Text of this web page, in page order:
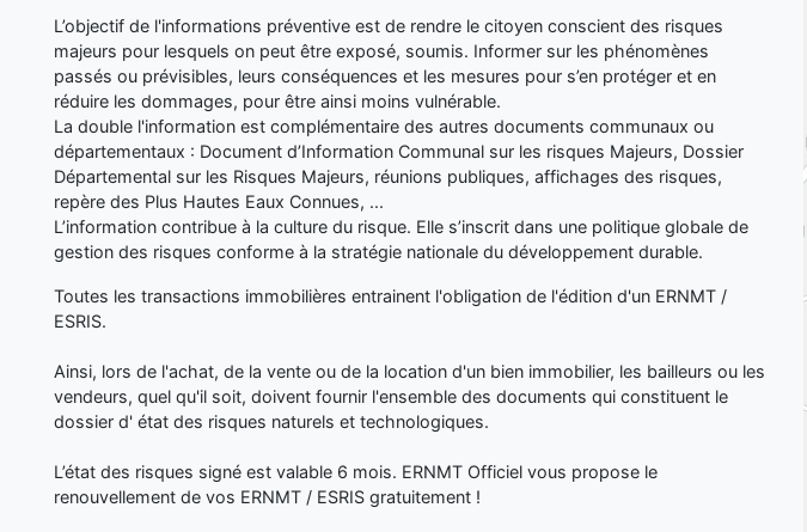
L’objectif de l'informations préventive est de rendre le citoyen conscient des risques
majeurs pour lesquels on peut être exposé, soumis. Informer sur les phénomènes
passés ou prévisibles, leurs conséquences et les mesures pour s’en protéger et en
réduire les dommages, pour être ainsi moins vulnérable.
La double l'information est complémentaire des autres documents communaux ou
départementaux : Document d’Information Communal sur les risques Majeurs, Dossier
Départemental sur les Risques Majeurs, réunions publiques, affichages des risques,
repère des Plus Hautes Eaux Connues, ...
L’information contribue à la culture du risque. Elle s’inscrit dans une politique globale de
gestion des risques conforme à la stratégie nationale du développement durable.
Toutes les transactions immobilières entrainent l'obligation de l'édition d'un ERNMT /
ESRIS.
Ainsi, lors de l'achat, de la vente ou de la location d'un bien immobilier, les bailleurs ou les
vendeurs, quel qu'il soit, doivent fournir l'ensemble des documents qui constituent le
dossier d' état des risques naturels et technologiques.
L’état des risques signé est valable 6 mois. ERNMT Officiel vous propose le
renouvellement de vos ERNMT / ESRIS gratuitement !